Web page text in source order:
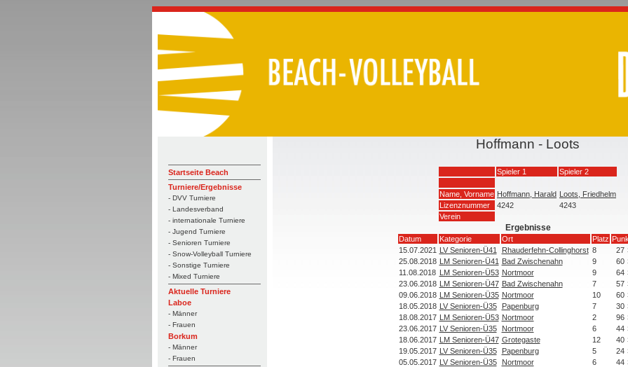
Startseite Beach
Turniere/Ergebnisse
- DVV Turniere
- Landesverband
- internationale Turniere
- Jugend Turniere
- Senioren Turniere
- Snow-Volleyball Turniere
- Sonstige Turniere
- Mixed Turniere
Aktuelle Turniere
Laboe
- Männer
- Frauen
Borkum
- Männer
- Frauen
Hoffmann - Loots
Spieler 1 Spieler 2
Name, Vorname Hoffmann, Harald Loots, Friedhelm
Lizenznummer
4242
4243
Verein
Ergebnisse
Datum Kategorie Ort Platz
15.07.2021 LV Senioren-Ü41 Rhauderfehn-Collinghorst 8 27
25.08.2018 LM Senioren-Ü41 Bad Zwischenahn 9 60
11.08.2018 LM Senioren-Ü53 Nortmoor 9 64
23.06.2018 LM Senioren-Ü47 Bad Zwischenahn 7 57
09.06.2018 LM Senioren-Ü35 Nortmoor 10 60
18.05.2018 LV Senioren-Ü35 Papenburg 7 30
18.08.2017 LM Senioren-Ü53 Nortmoor 2 96
23.06.2017 LV Senioren-Ü35 Nortmoor 6 44
18.06.2017 LM Senioren-Ü47 Grotegaste 12 40
19.05.2017 LV Senioren-Ü35 Papenburg 5 24
05.05.2017 LV Senioren-Ü35 Nortmoor 6 44